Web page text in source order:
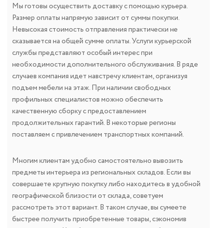
Мы готовы осуществить доставку с помощью курьера.
Размер оплаты напрямую зависит от суммы покупки.
Невысокая стоимость отправления практически не
сказывается на общей сумме оплаты. Услуги курьерской
службы представляют особый интерес при
необходимости дополнительного обслуживания. В ряде
случаев компания идет навстречу клиентам, организуя
подъем мебели на этаж. При наличии свободных
профильных специалистов можно обеспечить
качественную сборку с предоставлением
продолжительных гарантий. В некоторые регионы
поставляем с привлечением транспортных компаний.
Многим клиентам удобно самостоятельно вывозить
предметы интерьера из региональных складов. Если вы
совершаете крупную покупку либо находитесь в удобной
географической близости от склада, советуем
рассмотреть этот вариант. В таком случае, вы сумеете
быстрее получить приобретенные товары, сэкономив